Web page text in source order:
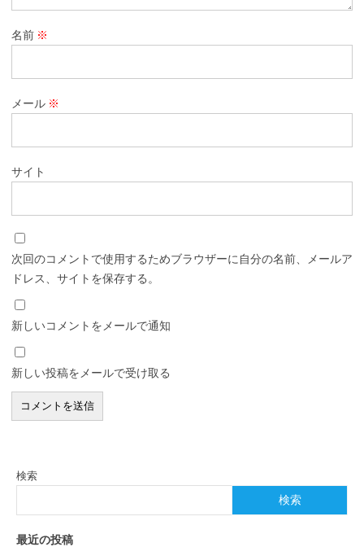
名前 ※
メール ※
サイト
次回のコメントで使用するためブラウザーに自分の名前、メールア
ドレス、サイトを保存する。
新しいコメントをメールで通知
新しい投稿をメールで受け取る
検索
検索
最近の投稿